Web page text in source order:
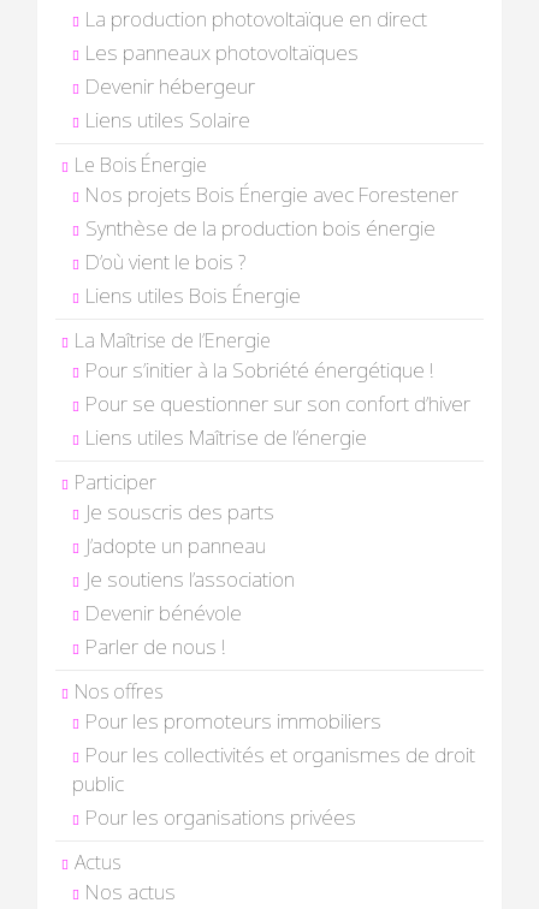
La production photovoltaïque en direct
Les panneaux photovoltaïques
Devenir hébergeur
Liens utiles Solaire
Le Bois Énergie
Nos projets Bois Énergie avec Forestener
Synthèse de la production bois énergie
D’où vient le bois ?
Liens utiles Bois Énergie
La Maîtrise de l’Energie
Pour s’initier à la Sobriété énergétique !
Pour se questionner sur son confort d’hiver
Liens utiles Maîtrise de l’énergie
Participer
Je souscris des parts
J’adopte un panneau
Je soutiens l’association
Devenir bénévole
Parler de nous !
Nos offres
Pour les promoteurs immobiliers
Pour les collectivités et organismes de droit
public
Pour les organisations privées
Actus
Nos actus